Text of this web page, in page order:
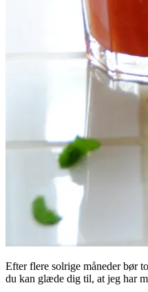
Efter flere solrige måneder bør
du kan glæde dig til, at jeg har